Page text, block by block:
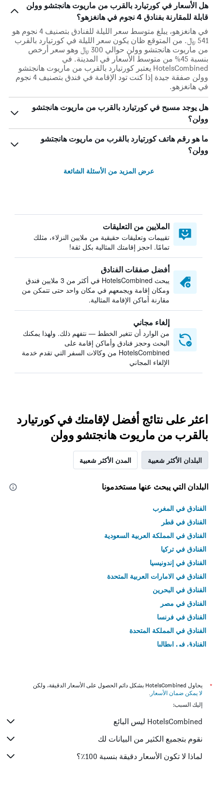
هل الأسعار في كورتيارد بالقرب من ماريوت هانجتشو وولن
قابلة للمقارنة بفنادق 4 نجوم في هانغزهو؟
في هانغزهو، يبلغ متوسط ​​سعر الليلة للفنادق بتصنيف 4 نجوم هو
541 ﷼. من المتوقع ظان يكون سعر الليلة في كورتيارد بالقرب
من ماريوت هانجتشو وولن حوالي 300 ﷼ وهو سعر أرخص
بنسبة 45% من متوسط الأسعار في المدينة. في
HotelsCombined يعتبر كورتيارد بالقرب من ماريوت هانجتشو
وولن صفقة جيدة إذا كنت تود الإقامة في فندق بتصنيف 4 نجوم
في هانغزهو.
هل يوجد مسبح في كورتيارد بالقرب من ماريوت هانجتشو
وولن؟
ما هو رقم هاتف كورتيارد بالقرب من ماريوت هانجتشو
وولن؟
عرض المزيد من الأسئلة الشائعة
الملايين من التعليقات
تقييمات وتعليقات حقيقية من ملايين النزلاء، مثلك
تمامًا. احجز إقامتك المثالية بكل ثقة!
أفضل صفقات الفنادق
يبحث HotelsCombined في أكثر من 3 ملايين فندق
ومكان إقامة ويجمعهم في مكان واحد حتى تتمكن من
مقارنة أماكن الإقامة المثالية.
إلغاء مجاني
من الوارد أن تتغير الخطط — نتفهم ذلك. ولهذا يمكنك
البحث وحجز فنادق وأماكن إقامة على
HotelsCombined من وكالات السفر التي تقدم خدمة
الإلغاء المجاني
اعثر على نتائج أفضل لإقامتك في كورتيارد
بالقرب من ماريوت هانجتشو وولن
البلدان الأكثر شعبية المدن الأكثر شعبية
البلدان التي يبحث عنها مستخدمونا
الفنادق في المغرب
الفنادق في قطر
الفنادق في المملكة العربية السعودية
الفنادق في تركيا
الفنادق في إندونيسيا
الفنادق في الامارات العربية المتحدة
الفنادق في البحرين
الفنادق في مصر
الفنادق في فرنسا
الفنادق في المملكة المتحدة
الفنادق في إيطاليا
*
يحاول HotelsCombined بشكل دائم الحصول على الأسعار الدقيقة، ولكن
لا يمكن ضمان الأسعار .
إليك السبب:
HotelsCombined ليس البائع
نقوم بتجميع الكثير من البيانات لك
لماذا لا تكون الأسعار دقيقة بنسبة 100٪؟